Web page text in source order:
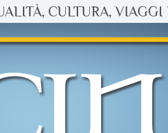
CULTURA, VIAGGI